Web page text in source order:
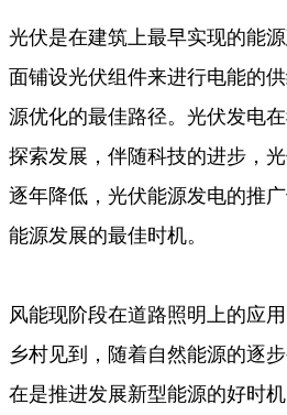
光伏是在建筑上最早实现的能
面铺设光伏组件来进行电能的
源优化的最佳路径。光伏发电
探索发展，伴随科技的进步，
逐年降低，光伏能源发电的推
能源发展的最佳时机。
风能现阶段在道路照明上的应
乡村见到，随着自然能源的逐
在是推进发展新型能源的好时